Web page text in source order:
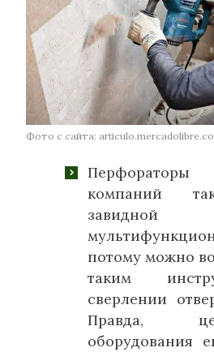
Фото с сайта:
компаний
завидной
потому можно
таким
сверлении
Правда,
оборудования